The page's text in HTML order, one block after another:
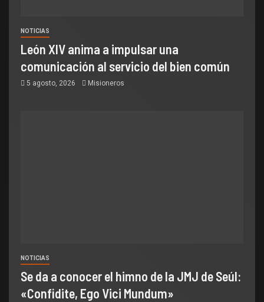
NOTICIAS
León XIV anima a impulsar una
comunicación al servicio del bien común
5 agosto, 2026 Misioneros
NOTICIAS
Se da a conocer el himno de la JMJ de Seúl:
«Confidite, Ego Vici Mundum»